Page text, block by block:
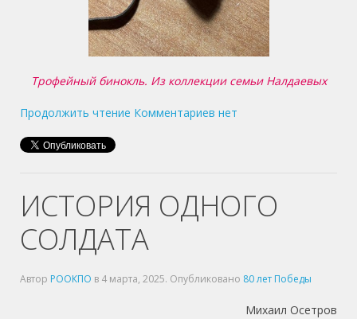
Трофейный бинокль. Из коллекции семьи Налдаевых
Продолжить чтение Комментариев нет
ИСТОРИЯ ОДНОГО
СОЛДАТА
Автор РООКПО в 4 марта, 2025. Опубликовано 80 лет Победы
Михаил Осетров